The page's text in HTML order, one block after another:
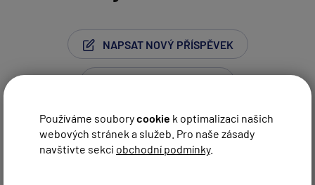
Používáme souborycookie k optimalizaci našich
webových stránek a služeb. Pro naše zásady
navštivte sekci obchodní podmínky.
NAPSAT NOVÝ PŘÍSPĚVEK
Stránka: 1 … 9 10 11 12 13